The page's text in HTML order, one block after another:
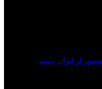
از ایران ببینید